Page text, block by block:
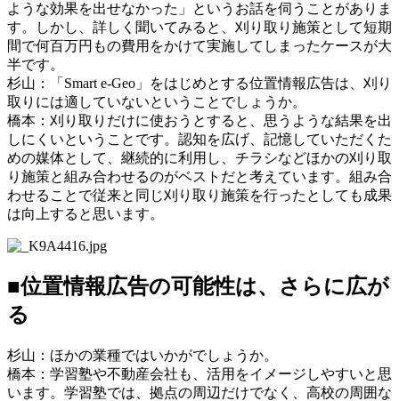
ような効果を出せなかった」というお話を伺うことがありま
す。しかし、詳しく聞いてみると、刈り取り施策として短期
間で何百万円もの費用をかけて実施してしまったケースが大
半です。
杉山：「Smart e-Geo」をはじめとする位置情報広告は、刈り
取りには適していないということでしょうか。
橋本：刈り取りだけに使おうとすると、思うような結果を出
しにくいということです。認知を広げ、記憶していただくた
めの媒体として、継続的に利用し、チラシなどほかの刈り取
り施策と組み合わせるのがベストだと考えています。組み合
わせることで従来と同じ刈り取り施策を行ったとしても成果
は向上すると思います。
■位置情報広告の可能性は、さらに広が
る
杉山：ほかの業種ではいかがでしょうか。
橋本：学習塾や不動産会社も、活用をイメージしやすいと思
います。学習塾では、拠点の周辺だけでなく、高校の周囲な